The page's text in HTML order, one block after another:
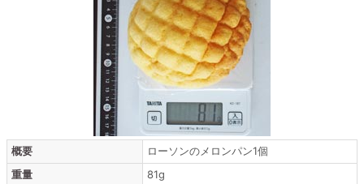
概要
ローソンのメロンパン1個
重量
81g